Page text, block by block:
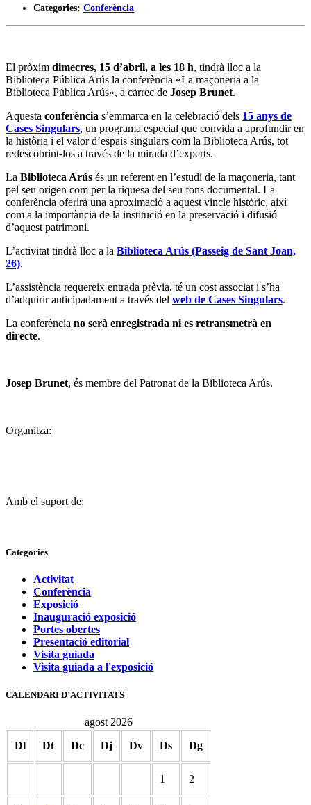
Categories: Conferència
El pròxim dimecres, 15 d’abril, a les 18 h, tindrà lloc a la
Biblioteca Pública Arús la conferència «La maçoneria a la
Biblioteca Pública Arús», a càrrec de Josep Brunet.
Aquesta conferència s’emmarca en la celebració dels 15 anys de
Cases Singulars, un programa especial que convida a aprofundir en
la història i el valor d’espais singulars com la Biblioteca Arús, tot
redescobrint-los a través de la mirada d’experts.
La Biblioteca Arús és un referent en l’estudi de la maçoneria, tant
pel seu origen com per la riquesa del seu fons documental. La
conferència oferirà una aproximació a aquest vincle històric, així
com a la importància de la institució en la preservació i difusió
d’aquest patrimoni.
L’activitat tindrà lloc a la Biblioteca Arús (Passeig de Sant Joan,
26).
L’assistència requereix entrada prèvia, té un cost associat i s’ha
d’adquirir anticipadament a través del web de Cases Singulars.
La conferència no serà enregistrada ni es retransmetrà en
directe.
Josep Brunet, és membre del Patronat de la Biblioteca Arús.
Organitza:
Amb el suport de:
Categories
Activitat
Conferència
Exposició
Inauguració exposició
Portes obertes
Presentació editorial
Visita guiada
Visita guiada a l'exposició
CALENDARI D’ACTIVITATS
agost 2026
Dl
Dt Dc Dj Dv Ds Dg
1 2